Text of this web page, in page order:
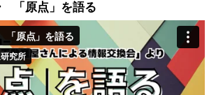
「原点」を語る